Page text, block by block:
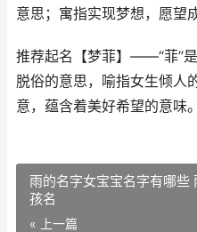
意思；寓指实现梦想，愿望
推荐起名【梦菲】——“菲”
脱俗的意思，喻指女生倾人
意，蕴含着美好希望的意味。
雨的名字女宝宝名字有哪些
孩名
« 上一篇